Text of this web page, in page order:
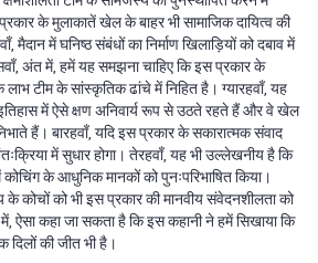
के मुलाकातें खेल के बाहर भी सामाजिक दायित्व की
मैदान में घनिष्ठ संबंधों का निर्माण खिलाड़ियों को दबाव में
अंत में, हमें यह समझना चाहिए कि इस प्रकार के
लाभ टीम के सांस्कृतिक ढांचे में निहित है। ग्यारहवाँ, यह
में ऐसे क्षण अनिवार्य रूप से उठते रहते हैं और वे खेल
हैं। बारहवाँ, यदि इस प्रकार के सकारात्मक संवाद
में सुधार होगा। तेरहवाँ, यह भी उल्लेखनीय है कि
के आधुनिक मानकों को पुनःपरिभाषित किया।
के कोचों को भी इस प्रकार की मानवीय संवेदनशीलता को
ऐसा कहा जा सकता है कि इस कहानी ने हमें सिखाया कि
की जीत भी है।